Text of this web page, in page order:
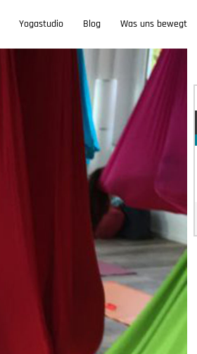
Yogastudio Blog Was uns bewegt